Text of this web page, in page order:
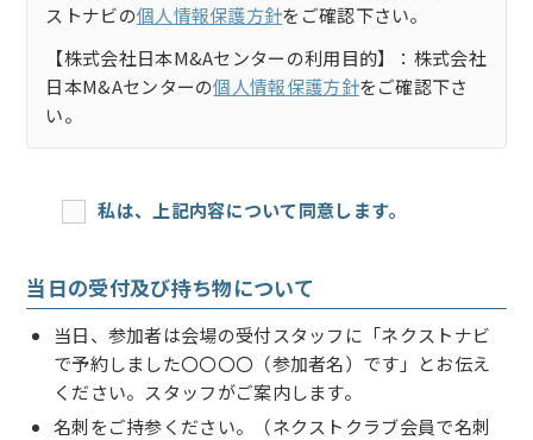
ストナビの個人情報保護方針をご確認下さい。
【株式会社日本M&Aセンターの利用目的】：株式会社
日本M&Aセンターの個人情報保護方針をご確認下さ
い。
私は、上記内容について同意します。
当日の受付及び持ち物について
当日、参加者は会場の受付スタッフに「ネクストナビ
で予約しました〇〇〇〇（参加者名）です」とお伝え
ください。スタッフがご案内します。
名刺をご持参ください。（ネクストクラブ会員で名刺